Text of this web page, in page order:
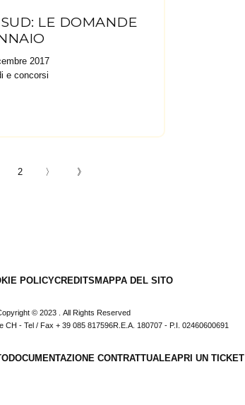
LE DOMANDE
2017
e concorsi
2 〉 》
POLICYCREDITS MAPPA DEL SITO
© 2023 . All Rights Reserved
- Tel / Fax + 39 085 817596R.E.A. 180707 - P.I. 02460600691
DOCUMENTAZIONE CONTRATTUALEAPRI UN TICKET